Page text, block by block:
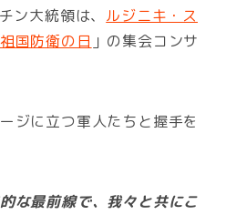
ン大統領は、 ルジニキ・ス
祖国防衛の日 」の集会コンサ
ジに立つ軍人たちと握手を
な最前線で、我々と共にこ